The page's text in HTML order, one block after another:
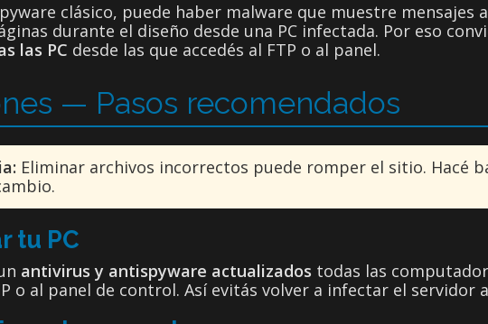
clásico, puede haber malware que muestre mensajes
durante el diseño desde una PC infectada. Por eso
las PC desde las que accedés al FTP o al panel.
— Pasos recomendados
Eliminar archivos incorrectos puede romper el sitio. Hacé
tu PC
antivirus y antispyware actualizados todas las
o al panel de control. Así evitás volver a infectar el servidor